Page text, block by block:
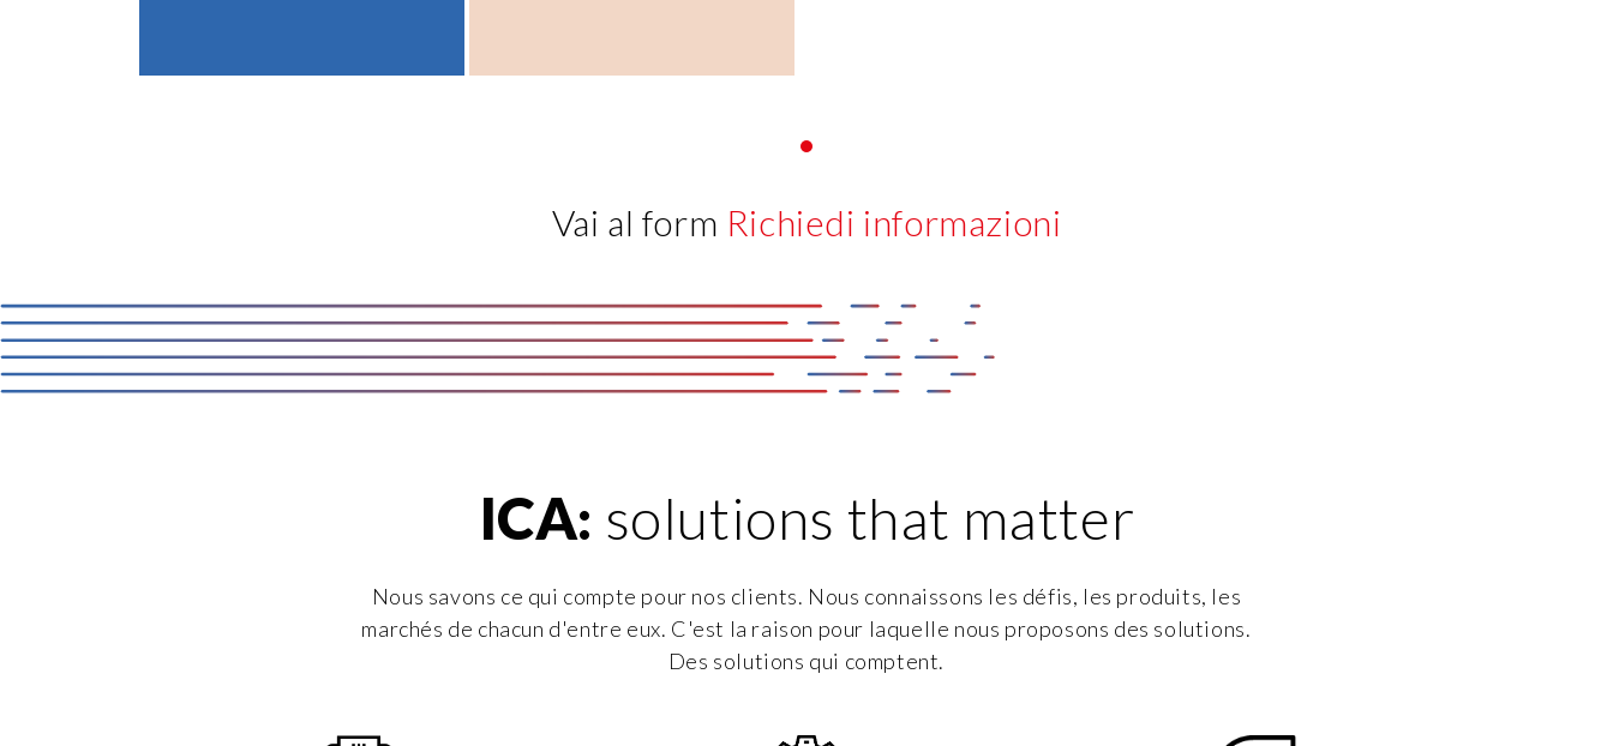
Vai al form Richiedi informazioni
ICA: solutions that matter
Nous savons ce qui compte pour nos clients. Nous connaissons les défis, les produits, les
marchés de chacun d'entre eux. C'est la raison pour laquelle nous proposons des solutions.
Des solutions qui comptent.